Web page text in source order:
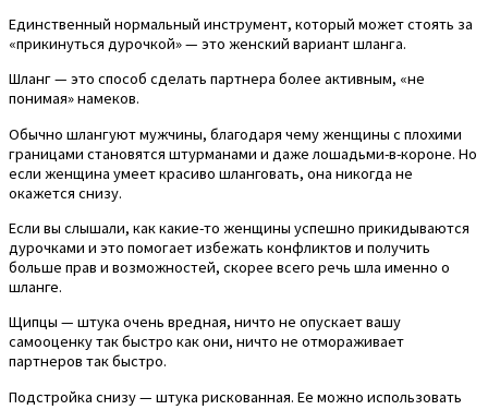
Единственный нормальный инструмент, который может стоять за
«прикинуться дурочкой» — это женский вариант шланга.
Шланг — это способ сделать партнера более активным, «не
понимая» намеков.
Обычно шлангуют мужчины, благодаря чему женщины с плохими
границами становятся штурманами и даже лошадьми-в-короне. Но
если женщина умеет красиво шланговать, она никогда не
окажется снизу.
Если вы слышали, как какие-то женщины успешно прикидываются
дурочками и это помогает избежать конфликтов и получить
больше прав и возможностей, скорее всего речь шла именно о
шланге.
Щипцы — штука очень вредная, ничто не опускает вашу
самооценку так быстро как они, ничто не отмораживает
партнеров так быстро.
Подстройка снизу — штука рискованная. Ее можно использовать